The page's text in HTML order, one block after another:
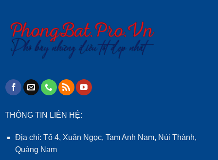
THÔNG TIN LIÊN HỆ:
Địa chỉ: Tổ 4, Xuân Ngọc, Tam Anh Nam, Núi Thành,
Quảng Nam